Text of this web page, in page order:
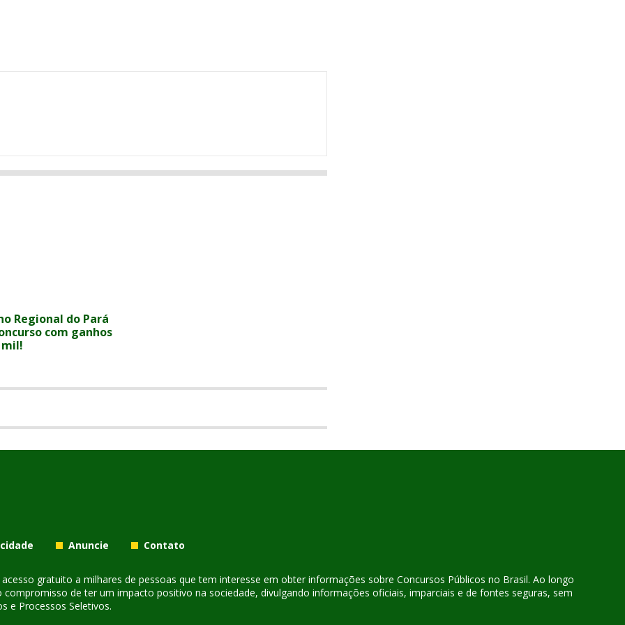
Regional do Pará
com ganhos
mil!
Anuncie Contato
gratuito a milhares de pessoas que tem interesse em obter informações sobre Concursos Públicos no Brasil. Ao longo
de ter um impacto positivo na sociedade, divulgando informações oficiais, imparciais e de fontes seguras, sem
e Processos Seletivos.